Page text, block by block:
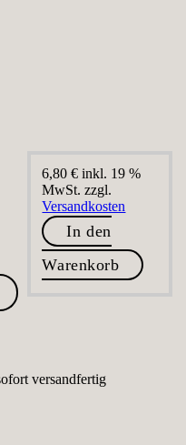
6,80€ inkl. 19 %
MwSt. zzgl.
Versandkosten
In den
Warenkorb
versandfertig